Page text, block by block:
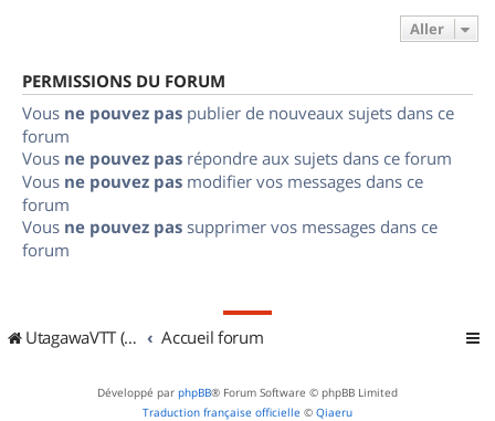
Aller
PERMISSIONS DU FORUM
Vous ne pouvez pas publier de nouveaux sujets dans ce
forum
Vous ne pouvez pas répondre aux sujets dans ce forum
Vous ne pouvez pas modifier vos messages dans ce
forum
Vous ne pouvez pas supprimer vos messages dans ce
forum
UtagawaVTT (Randos VTT et VTTAE avec traces GPS) Accueil forum
Développé par phpBB® Forum Software © phpBB Limited
Traduction française officielle © Qiaeru